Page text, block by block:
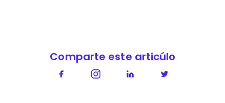
Comparte este articúlo